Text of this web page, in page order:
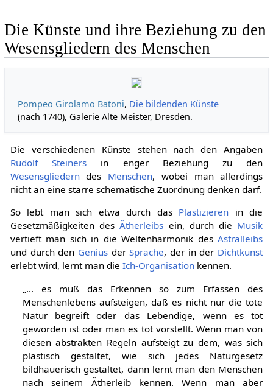
Die Künste und ihre Beziehung zu den
Wesensgliedern des Menschen
Pompeo Girolamo Batoni, Die bildenden Künste
(nach 1740), Galerie Alte Meister, Dresden.
Die verschiedenen Künste stehen nach den Angaben
Rudolf Steiners in enger Beziehung zu den
Wesensgliederndes Menschen, wobei man allerdings
nicht an eine starre schematische Zuordnung denken darf.
So lebt man sich etwa durch das Plastizieren in die
Gesetzmäßigkeiten desÄtherleibs ein, durch die Musik
vertieft man sich in die Weltenharmonik desAstralleibs
und durch den GeniusderSprache, der in der Dichtkunst
erlebt wird, lernt man die Ich-Organisationkennen.
„... es muß das Erkennen so zum Erfassen des
Menschenlebens aufsteigen, daß es nicht nur die tote
Natur begreift oder das Lebendige, wenn es tot
geworden ist oder man es tot vorstellt. Wenn man von
diesen abstrakten Regeln aufsteigt zu dem, was sich
plastisch gestaltet, wie sich jedes Naturgesetz
bildhauerisch gestaltet, dann lernt man den Menschen
nach seinem Ätherleib kennen. Wenn man aber